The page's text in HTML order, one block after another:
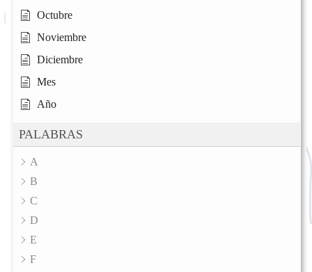
Octubre
Noviembre
Diciembre
Mes
Año
PALABRAS
A
B
C
D
E
F